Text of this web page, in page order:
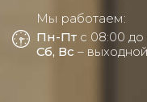
Мы работаем:
Пн-Пт с 08:00 до
Сб, Вс – выходной